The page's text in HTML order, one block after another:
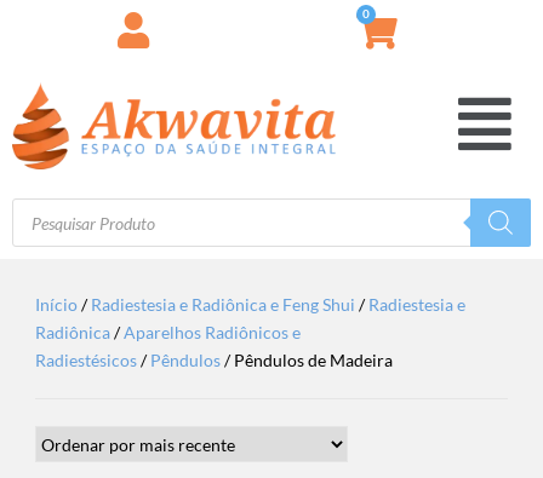
0
Início/Radiestesia e Radiônica e Feng Shui /Radiestesia e
Radiônica/Aparelhos Radiônicos e
Radiestésicos/Pêndulos/ Pêndulos de Madeira